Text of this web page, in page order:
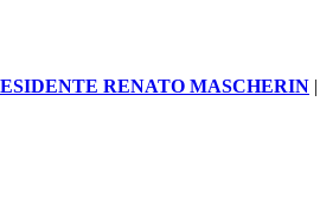
RENATO MASCHERIN